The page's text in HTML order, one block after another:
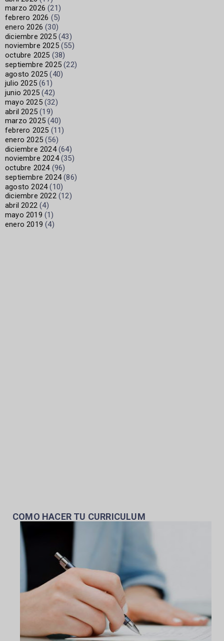
marzo 2026 (21)
febrero 2026 (5)
enero 2026 (30)
diciembre 2025(43)
noviembre 2025(55)
octubre 2025 (38)
septiembre 2025 (22)
agosto 2025 (40)
julio 2025 (61)
junio 2025 (42)
mayo 2025(32)
abril 2025 (19)
marzo 2025 (40)
febrero 2025 (11)
enero 2025 (56)
diciembre 2024(64)
noviembre 2024(35)
octubre 2024(96)
septiembre 2024(86)
agosto 2024(10)
diciembre 2022(12)
abril 2022 (4)
mayo 2019 (1)
enero 2019 (4)
COMO HACER TU CURRICULUM